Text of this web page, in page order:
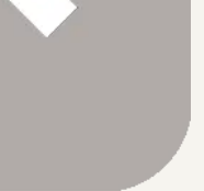
に記載しております。